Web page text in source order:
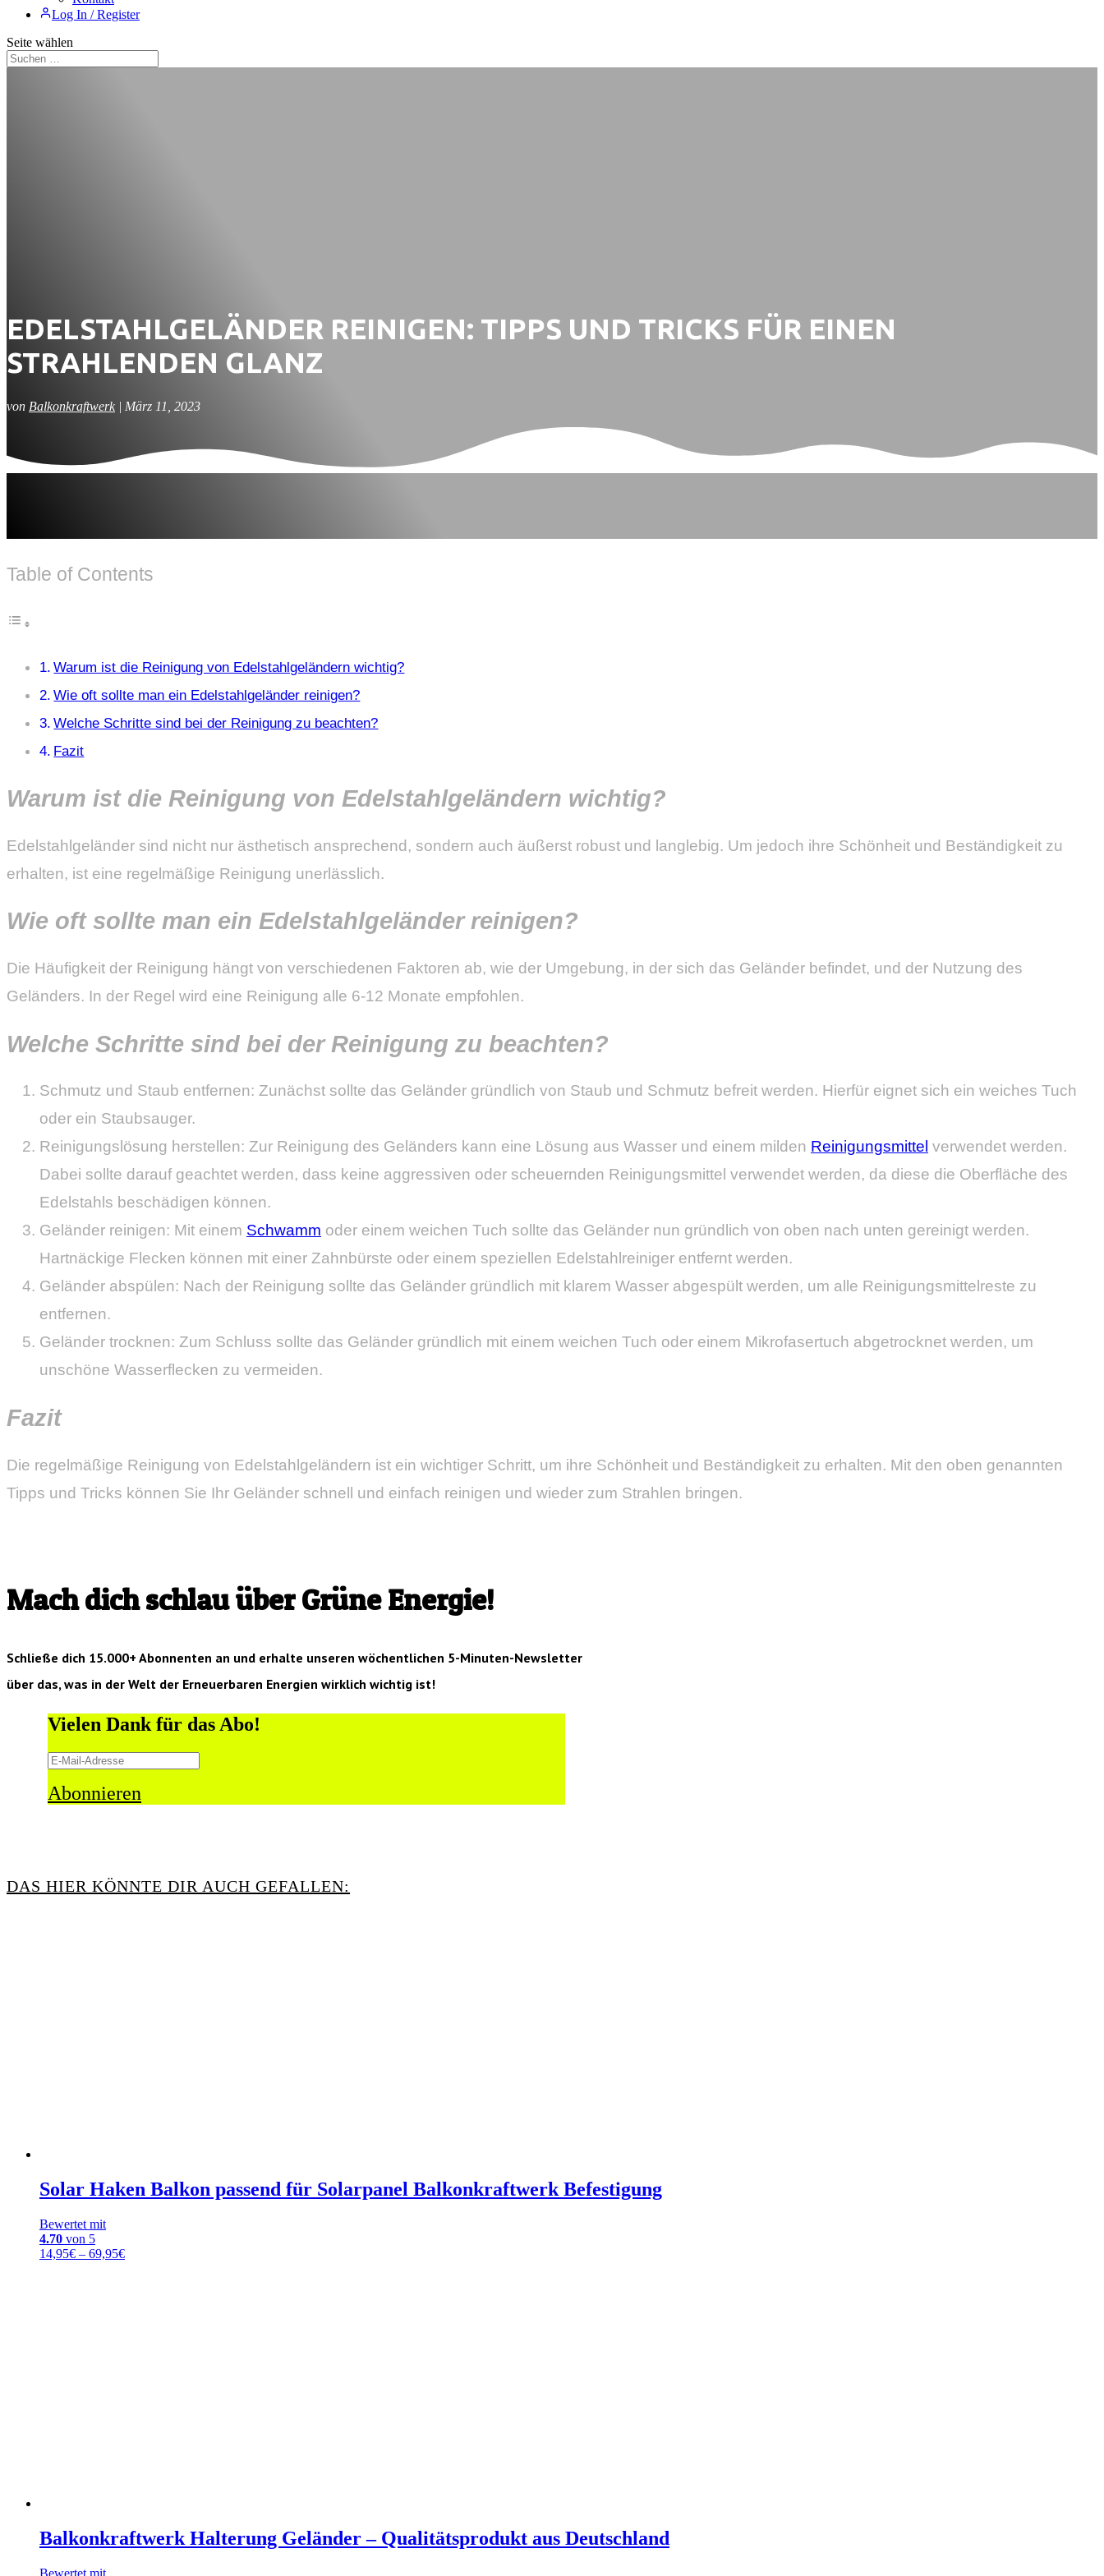
Log In / Register
Seite wählen
EDELSTAHLGELÄNDER REINIGEN: TIPPS UND TRICKS FÜR EINEN
STRAHLENDEN GLANZ
von Balkonkraftwerk | März 11, 2023
Table of Contents
Warum ist die Reinigung von Edelstahlgeländern wichtig?
Wie oft sollte man ein Edelstahlgeländer reinigen?
Welche Schritte sind bei der Reinigung zu beachten?
Fazit
Warum ist die Reinigung von Edelstahlgeländern wichtig?
Edelstahlgeländer sind nicht nur ästhetisch ansprechend, sondern auch äußerst robust und langlebig. Um jedoch ihre Schönheit und Beständigkeit zu
erhalten, ist eine regelmäßige Reinigung unerlässlich.
Wie oft sollte man ein Edelstahlgeländer reinigen?
Die Häufigkeit der Reinigung hängt von verschiedenen Faktoren ab, wie der Umgebung, in der sich das Geländer befindet, und der Nutzung des
Geländers. In der Regel wird eine Reinigung alle 6-12 Monate empfohlen.
Welche Schritte sind bei der Reinigung zu beachten?
Schmutz und Staub entfernen: Zunächst sollte das Geländer gründlich von Staub und Schmutz befreit werden. Hierfür eignet sich ein weiches Tuch
oder ein Staubsauger.
Reinigungslösung herstellen: Zur Reinigung des Geländers kann eine Lösung aus Wasser und einem milden Reinigungsmittel verwendet werden.
Dabei sollte darauf geachtet werden, dass keine aggressiven oder scheuernden Reinigungsmittel verwendet werden, da diese die Oberfläche des
Edelstahls beschädigen können.
Geländer reinigen: Mit einem Schwamm oder einem weichen Tuch sollte das Geländer nun gründlich von oben nach unten gereinigt werden.
Hartnäckige Flecken können mit einer Zahnbürste oder einem speziellen Edelstahlreiniger entfernt werden.
Geländer abspülen: Nach der Reinigung sollte das Geländer gründlich mit klarem Wasser abgespült werden, um alle Reinigungsmittelreste zu
entfernen.
Geländer trocknen: Zum Schluss sollte das Geländer gründlich mit einem weichen Tuch oder einem Mikrofasertuch abgetrocknet werden, um
unschöne Wasserflecken zu vermeiden.
Fazit
Die regelmäßige Reinigung von Edelstahlgeländern ist ein wichtiger Schritt, um ihre Schönheit und Beständigkeit zu erhalten. Mit den oben genannten
Tipps und Tricks können Sie Ihr Geländer schnell und einfach reinigen und wieder zum Strahlen bringen.
Mach dich schlau über Grüne Energie!
Schließe dich 15.000+ Abonnenten an und erhalte unseren wöchentlichen 5-Minuten-Newsletter
über das, was in der Welt der Erneuerbaren Energien wirklich wichtig ist!
Vielen Dank für das Abo!
Abonnieren
DAS HIER KÖNNTE DIR AUCH GEFALLEN:
Solar Haken Balkon passend für Solarpanel Balkonkraftwerk Befestigung
Bewertet mit
4.70 von 5
14,95€ – 69,95€Preisspanne:
Balkonkraftwerk Halterung Geländer – Qualitätsprodukt aus Deutschland
Bewertet mit